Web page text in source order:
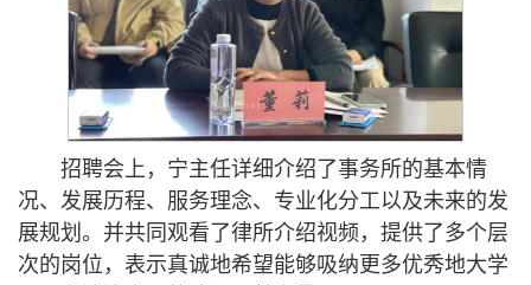
招聘会上，宁主任详细介绍了事务所的基本情
况、发展历程、服务理念、专业化分工以及未来的发
展规划。并共同观看了律所介绍视频，提供了多个层
次的岗位，表示真诚地希望能够吸纳更多优秀地大学